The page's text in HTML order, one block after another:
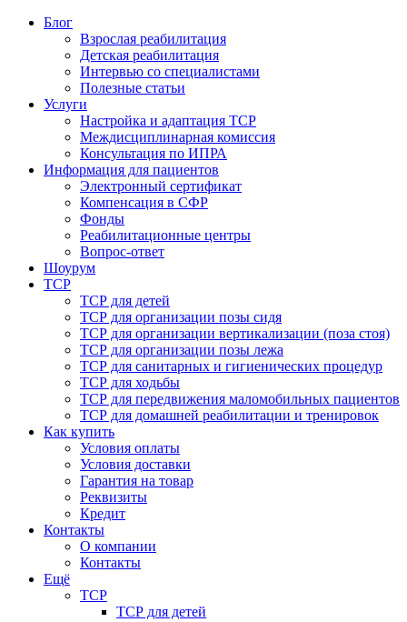
Блог
Взрослая реабилитация
Детская реабилитация
Интервью со специалистами
Полезные статьи
Услуги
Настройка и адаптация ТСР
Междисциплинарная комиссия
Консультация по ИПРА
Информация для пациентов
Электронный сертификат
Компенсация в СФР
Фонды
Реабилитационные центры
Вопрос-ответ
Шоурум
ТСР
ТСР для детей
ТСР для организации позы сидя
ТСР для организации вертикализации (поза стоя)
ТСР для организации позы лежа
ТСР для санитарных и гигиенических процедур
ТСР для ходьбы
ТСР для передвижения маломобильных пациентов
ТСР для домашней реабилитации и тренировок
Как купить
Условия оплаты
Условия доставки
Гарантия на товар
Реквизиты
Кредит
Контакты
О компании
Контакты
Ещё
ТСР
ТСР для детей